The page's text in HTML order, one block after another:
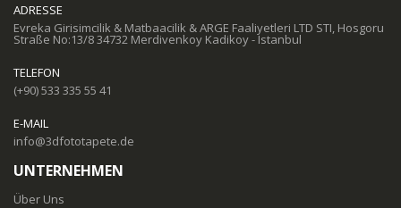
ADRESSE
Evreka Girisimcilik & Matbaacilik & ARGE Faaliyetleri LTD STI, Hosgoru
Straße No:13/8 34732 Merdivenkoy Kadikoy - Istanbul
TELEFON
(+90) 533 335 55 41
E-MAIL
info@3dfototapete.de
UNTERNEHMEN
Über Uns